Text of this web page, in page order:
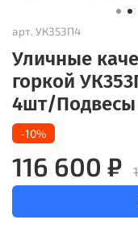
арт. УК353П4
Уличные
горкой
4шт/
-10%
116 600 ₽